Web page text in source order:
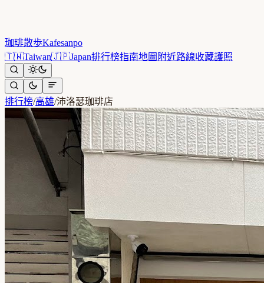
珈琲散歩Kafesanpo
🇹🇼Taiwan🇯🇵Japan排行榜指南地圖 附近路線收藏護照
排行榜/高雄/沛洛瑟珈琲店